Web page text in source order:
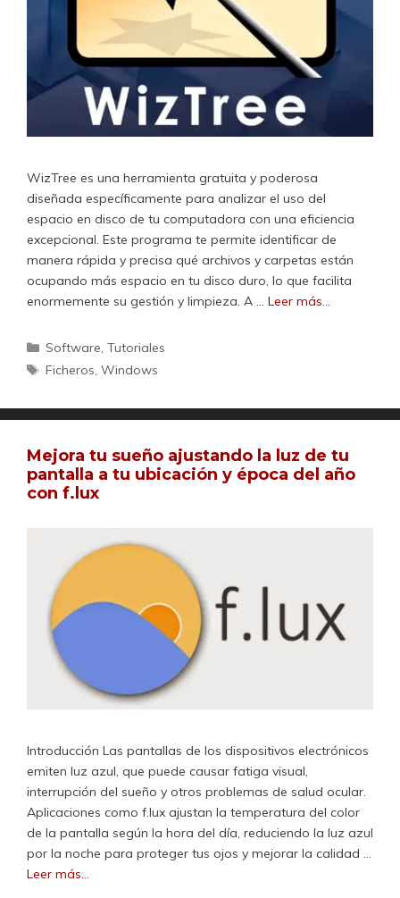
WizTree es una herramienta gratuita y poderosa
diseñada específicamente para analizar el uso del
espacio en disco de tu computadora con una eficiencia
excepcional. Este programa te permite identificar de
manera rápida y precisa qué archivos y carpetas están
ocupando más espacio en tu disco duro, lo que facilita
enormemente su gestión y limpieza. A … Leer más…
Categorías
Software,Tutoriales
Etiquetas
Ficheros,Windows
Mejora tu sueño ajustando la luz de tu
pantalla a tu ubicación y época del año
con f.lux
Introducción Las pantallas de los dispositivos electrónicos
emiten luz azul, que puede causar fatiga visual,
interrupción del sueño y otros problemas de salud ocular.
Aplicaciones como f.lux ajustan la temperatura del color
de la pantalla según la hora del día, reduciendo la luz azul
por la noche para proteger tus ojos y mejorar la calidad …
Leer más…